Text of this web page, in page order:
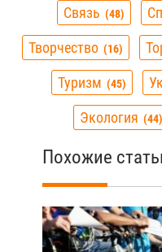
Связь 48
Творчество 16
Туризм 45
Экология 44
Похожие